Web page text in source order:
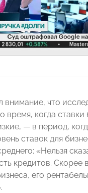
внимание, что
время, когда ставки
— в период,
ставок для
«Нельзя
кредитов. Скорее
его